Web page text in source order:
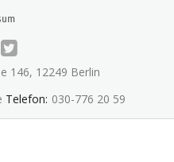
146, 12249 Berlin
Telefon: 030-776 20 59